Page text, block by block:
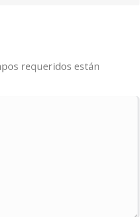
requeridos están